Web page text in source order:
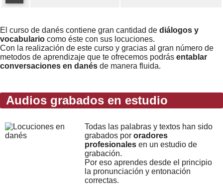
El curso de danés contiene gran cantidad de diálogos y
vocabulario como éste con sus locuciones.
Con la realización de este curso y gracias al gran número de
metodos de aprendizaje que te ofrecemos podrás entablar
conversaciones en danés de manera fluida.
Audios grabados en estudio
Todas las palabras y textos han sido
grabados por oradores
profesionales en un estudio de
grabación.
Por eso aprendes desde el principio
la pronunciación y entonación
correctas.